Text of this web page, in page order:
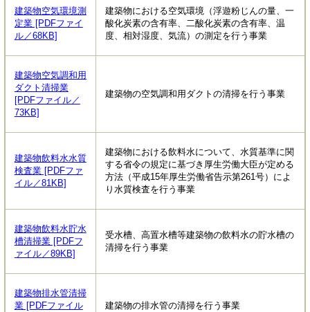
建築物空気環境測
定業 [PDFファイ
ル／68KB]
建築物における空気環境（浮遊粉じんの量、一
酸化炭素の含有率、二酸化炭素の含有率、温
度、相対湿度、気流）の測定を行う事業
建築物空気調和用
ダクト清掃業
[PDFファイル／
73KB]
建築物の空気調和用ダクトの清掃を行う事業
建築物飲料水水質
検査業 [PDFファ
イル／81KB]
建築物における飲料水について、水質基準に関
する省令の規定に基づき厚生労働大臣が定める
方法（平成15年厚生労働省告示第261号）によ
り水質検査を行う事業
建築物飲料水貯水
槽清掃業 [PDFフ
ァイル／89KB]
受水槽、高置水槽等建築物の飲料水の貯水槽の
清掃を行う事業
建築物排水管清掃
業 [PDFファイル
建築物の排水管の清掃を行う事業